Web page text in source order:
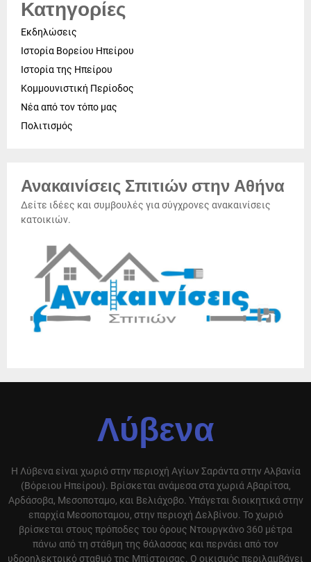
Κατηγορίες
Εκδηλώσεις
Ιστορία Βορείου Ηπείρου
Ιστορία της Ηπείρου
Κομμουνιστική Περίοδος
Νέα από τον τόπο μας
Πολιτισμός
Ανακαινίσεις Σπιτιών στην Αθήνα
Δείτε ιδέες και συμβουλές για σύγχρονες ανακαινίσεις
κατοικιών.
Λύβενα
Η Λύβενα είναι χωριό στην περιοχή Αγίων Σαράντα στην Αλβανία
(Βόρειου Ηπείρου). Βρίσκεται ανάμεσα στα χωριά Αβαρίτσα,
Αρδάσοβα, Μεσοποταμο, και Βελιάχοβο. Υπάγεται διοικητικά στην
επαρχία Μεσοποταμου, στην περιοχή Δελβίνου. Το χωριό
βρίσκεται στους πρόποδες του όρους Ντουργκάνο 360 μέτρα
πάνω από τη στάθμη της θάλασσας και περνάει από τον
υδροηλεκτρικό σταθμό της Μπίστρισας. Ο οικισμός περιλαμβάνει